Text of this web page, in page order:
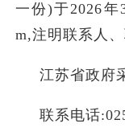
一份)于2026年
m,注明联系人
江苏省政府
联系电话